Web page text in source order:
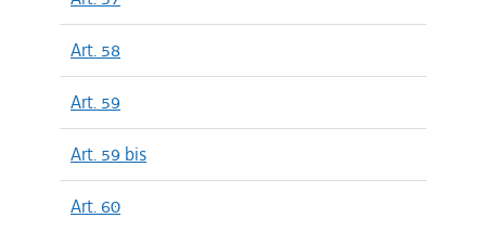
Art. 58
Art. 59
Art. 59 bis
Art. 60